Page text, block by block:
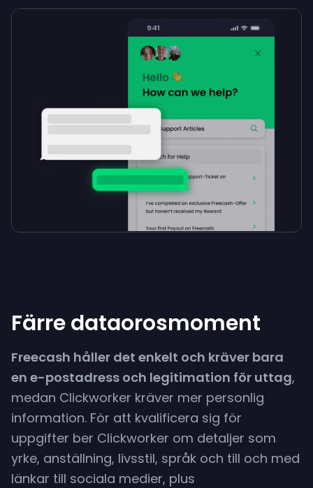
Färre dataorosmoment
Freecash håller det enkelt och kräver bara
en e-postadress och legitimation för uttag,
medan Clickworker kräver mer personlig
information. För att kvalificera sig för
uppgifter ber Clickworker om detaljer som
yrke, anställning, livsstil, språk och till och med
länkar till sociala medier, plus